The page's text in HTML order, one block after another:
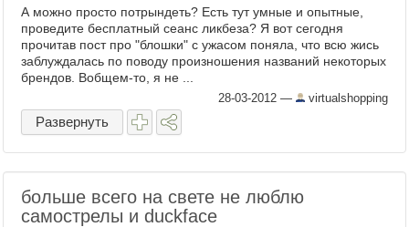
А можно просто потрындеть? Есть тут умные и опытные,
проведите бесплатный сеанс ликбеза? Я вот сегодня
прочитав пост про "блошки" с ужасом поняла, что всю жись
заблуждалась по поводу произношения названий некоторых
брендов. Вобщем-то, я не ...
28-03-2012 — virtualshopping
Развернуть
больше всего на свете не люблю
самострелы и duckface